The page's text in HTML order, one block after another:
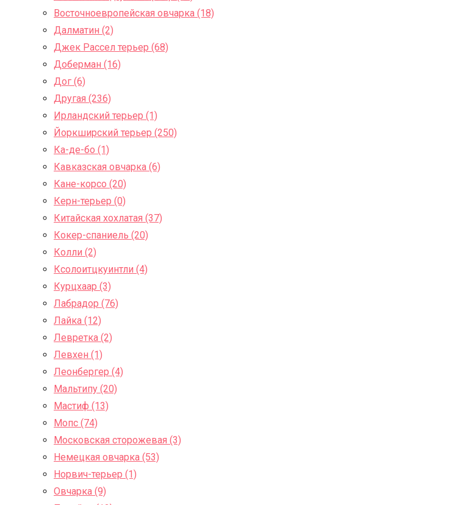
Восточноевропейская овчарка (18)
Далматин (2)
Джек Рассел терьер (68)
Доберман (16)
Дог (6)
Другая (236)
Ирландский терьер (1)
Йоркширский терьер (250)
Ка-де-бо (1)
Кавказская овчарка (6)
Кане-корсо (20)
Керн-терьер (0)
Китайская хохлатая (37)
Кокер-спаниель (20)
Колли (2)
Ксолоитцкуинтли (4)
Курцхаар (3)
Лабрадор (76)
Лайка (12)
Левретка (2)
Левхен (1)
Леонбергер (4)
Мальтипу (20)
Мастиф (13)
Мопс (74)
Московская сторожевая (3)
Немецкая овчарка (53)
Норвич-терьер (1)
Овчарка (9)